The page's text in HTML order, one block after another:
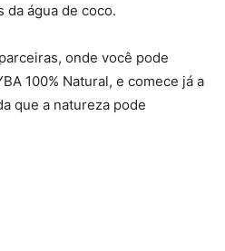
da água de coco.
onde você pode
100% Natural, e comece já a
que a natureza pode